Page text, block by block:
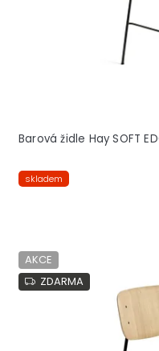
Barová židle Hay SOFT
skladem
AKCE
ZDARMA